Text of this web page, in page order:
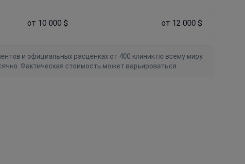
от 10 000 $ от 12 000 $
и официальных расценках от 400 клиник по всему миру.
Фактическая стоимость может варьироваться.